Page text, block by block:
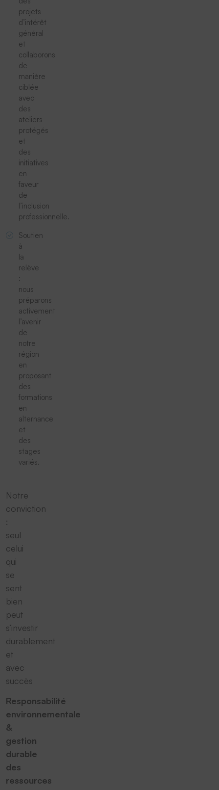
projets
d’intérêt
général
et
collaborons
de
manière
ciblée
avec
des
ateliers
protégés
et
des
initiatives
en
faveur
de
l’inclusion
professionnelle.
Soutien
à
la
relève
:
nous
préparons
activement
l’avenir
de
notre
région
en
proposant
des
formations
en
alternance
et
des
stages
variés.
Notre
conviction
:
seul
celui
qui
se
sent
bien
peut
s’investir
durablement
et
avec
succès
Responsabilité
environnementale
&
gestion
durable
des
ressources